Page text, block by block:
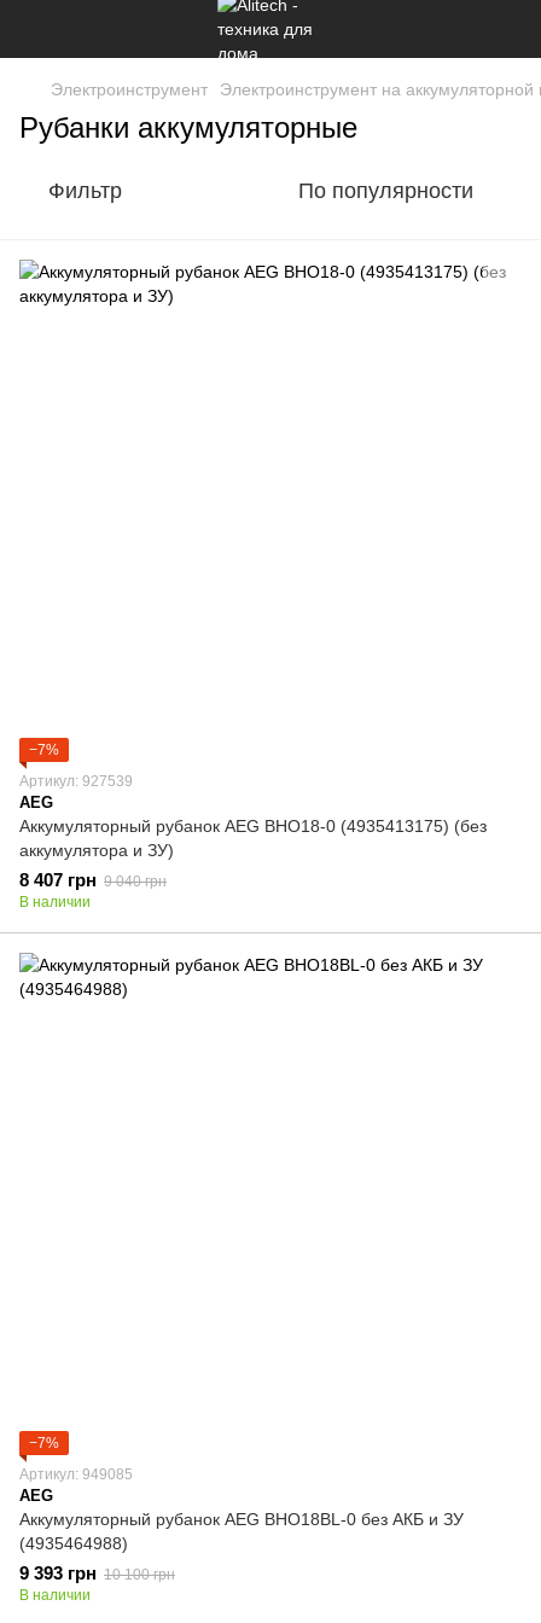
Электроинструмент Электроинструмент на
Рубанки аккумуляторные
Фильтр По популярности
−7%
Артикул: 927539
AEG
Аккумуляторный рубанок AEG BHO18-0 (4935413175) (без
аккумулятора и ЗУ)
8 407 грн 9 040 грн
В наличии
−7%
Артикул: 949085
AEG
Аккумуляторный рубанок AEG BHO18BL-0 без АКБ и ЗУ
(4935464988)
9 393 грн 10 100 грн
В наличии